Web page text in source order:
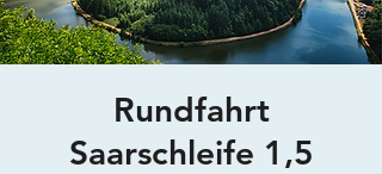
Rundfahrt
Saarschleife 1,5